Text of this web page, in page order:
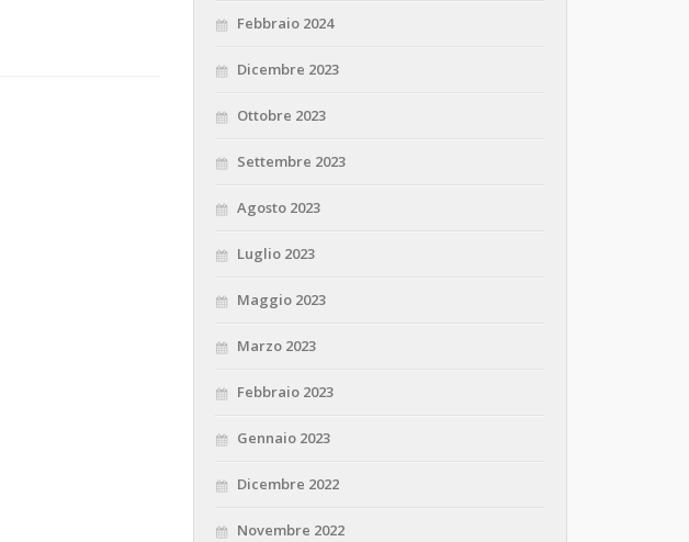
Febbraio 2024
Dicembre 2023
Ottobre 2023
Settembre 2023
Agosto 2023
Luglio 2023
Maggio 2023
Marzo 2023
Febbraio 2023
Gennaio 2023
Dicembre 2022
Novembre 2022